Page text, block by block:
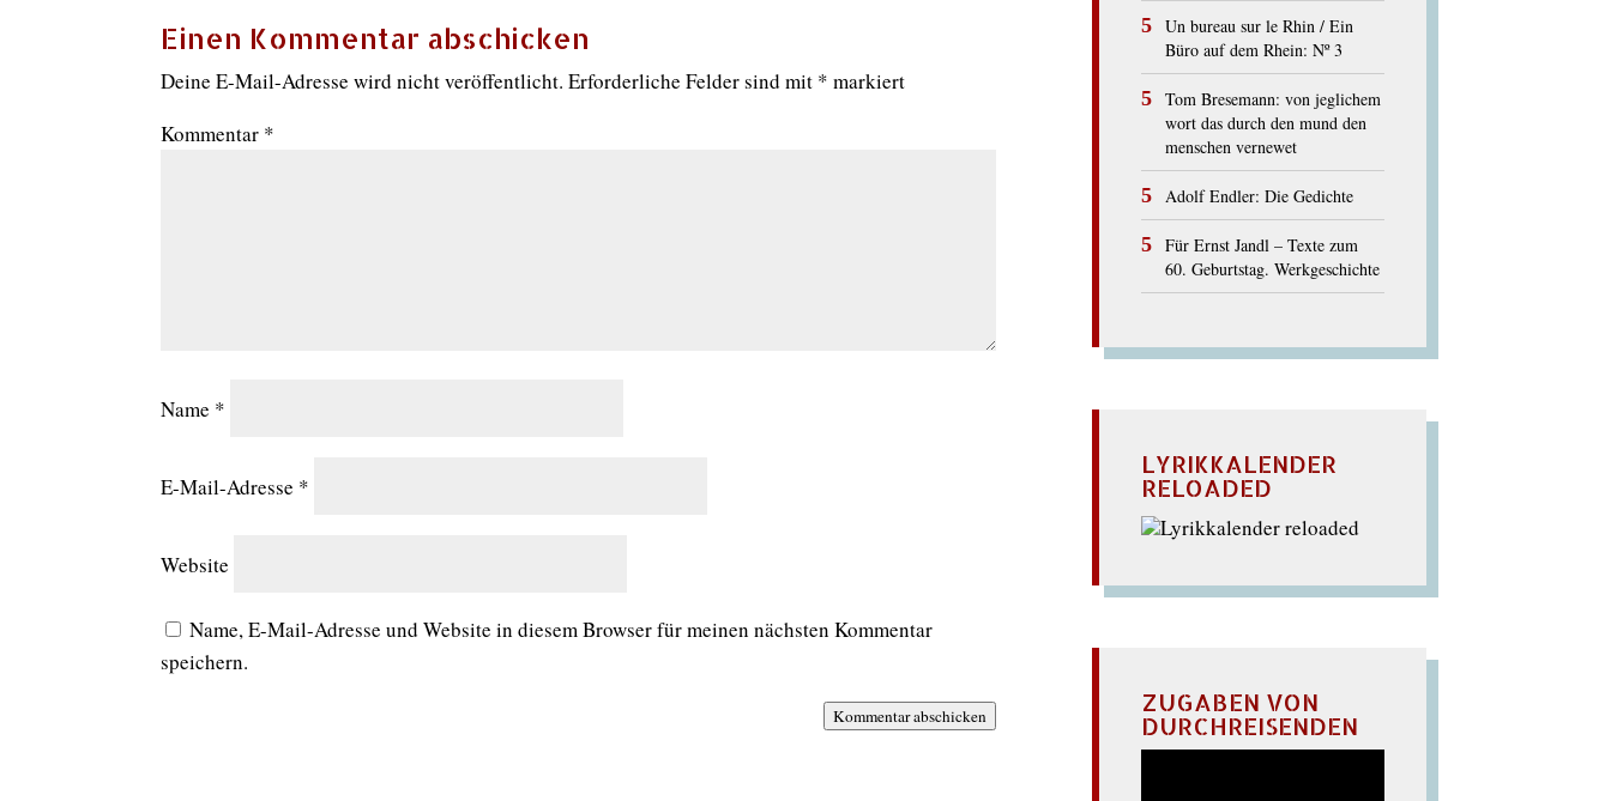
Einen Kommentar abschicken
Deine E-Mail-Adresse wird nicht veröffentlicht. Erforderliche Felder sind mit * markiert
Kommentar *
Name *
E-Mail-Adresse *
Website
Name, E-Mail-Adresse und Website in diesem Browser für meinen nächsten Kommentar
speichern.
Kommentar abschicken
Un bureau sur le Rhin / Ein
Büro auf dem Rhein: Nº 3
Tom Bresemann: von jeglichem
wort das durch den mund den
menschen vernewet
Adolf Endler: Die Gedichte
Für Ernst Jandl – Texte zum
60. Geburtstag. Werkgeschichte
LYRIKKALENDER
RELOADED
ZUGABEN VON
DURCHREISENDEN